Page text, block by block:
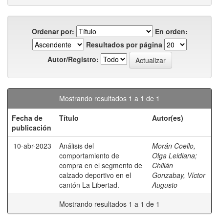
Ordenar por:
En orden:
Resultados por página
Autor/Registro:
Mostrando resultados 1 a 1 de 1
Fecha de
publicación
Título Autor(es)
10-abr-2023
Análisis del
comportamiento de
compra en el segmento de
calzado deportivo en el
cantón La Libertad.
Morán Coello,
Olga Leidiana;
Chillán
Gonzabay, Víctor
Augusto
Mostrando resultados 1 a 1 de 1